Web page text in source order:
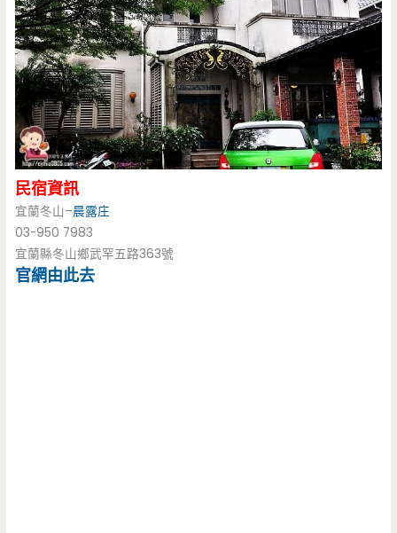
民宿資訊
宜蘭冬山–晨露庄
03-950 7983
宜蘭縣冬山鄉武罕五路363號
官網由此去